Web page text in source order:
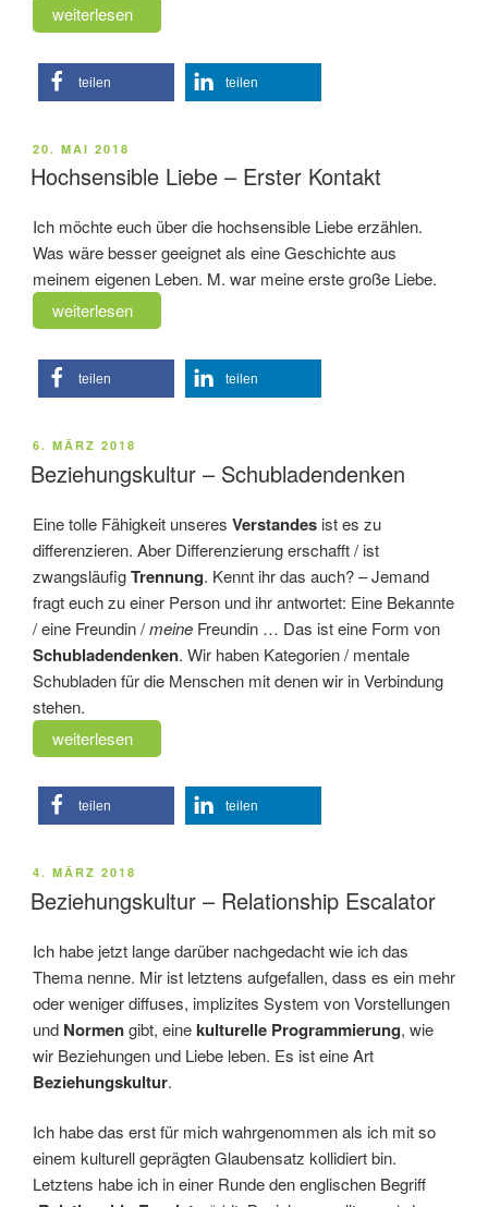
„Beziehungsfallen
hochsensibler
Menschen
–
Queen“
weiterlesen
teilen teilen
VERÖFFENTLICHT
AM
20. MAI 2018
Hochsensible Liebe – Erster Kontakt
Ich möchte euch über die hochsensible Liebe erzählen.
Was wäre besser geeignet als eine Geschichte aus
meinem eigenen Leben. M. war meine erste große Liebe.
„Hochsensible
Liebe
–
Erster
weiterlesen
teilen teilen
VERÖFFENTLICHT
AM
6. MÄRZ 2018
Beziehungskultur – Schubladendenken
Eine tolle Fähigkeit unseres Verstandes ist es zu
differenzieren. Aber Differenzierung erschafft / ist
zwangsläufigTrennung. Kennt ihr das auch? – Jemand
fragt euch zu einer Person und ihr antwortet: Eine Bekannte
/ eine Freundin /meine Freundin … Das ist eine Form von
Schubladendenken. Wir haben Kategorien / mentale
Schubladen für die Menschen mit denen wir in Verbindung
stehen.
„Beziehungskultur
–
Schubladendenken“
weiterlesen
teilen teilen
VERÖFFENTLICHT
AM
4. MÄRZ 2018
Beziehungskultur – Relationship Escalator
Ich habe jetzt lange darüber nachgedacht wie ich das
Thema nenne. Mir ist letztens aufgefallen, dass es ein mehr
oder weniger diffuses, implizites System von Vorstellungen
und Normengibt, einekulturelle Programmierung, wie
wir Beziehungen und Liebe leben. Es ist eine Art
Beziehungskultur.
Ich habe das erst für mich wahrgenommen als ich mit so
einem kulturell geprägten Glaubensatz kollidiert bin.
Letztens habe ich in einer Runde den englischen Begriff